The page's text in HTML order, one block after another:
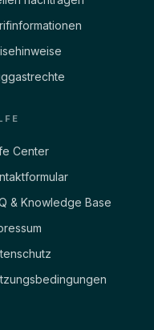
Center
& Knowledge Base